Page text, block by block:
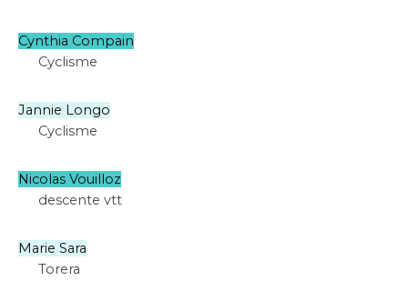
Cynthia Compain
Cyclisme
Jannie Longo
Cyclisme
Nicolas Vouilloz
descente vtt
Marie Sara
Torera